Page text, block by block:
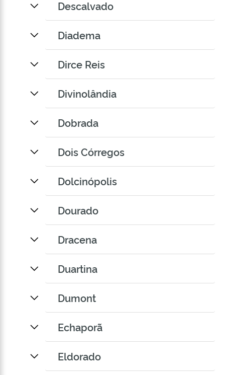
Descalvado
Diadema
Dirce Reis
Divinolândia
Dobrada
Dois Córregos
Dolcinópolis
Dourado
Dracena
Duartina
Dumont
Echaporã
Eldorado